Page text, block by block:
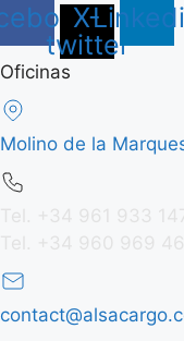
X-
twitter
Oficinas
Molino de la